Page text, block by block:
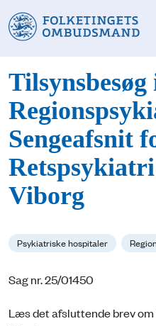
Tilsynsbesøg
Sengeafsnit
Viborg
Psykiatriske hospitaler
Sag nr. 25/01450
Læs det afsluttende brev